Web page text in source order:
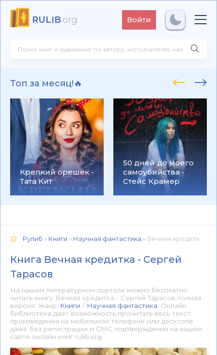
RULIB.org Войти
Топ за месяц!🔥
Крепкий орешек -
Тата Кит
50 дней до моего
самоубийства -
Стейс Крамер
Рулиб » Книги » Научная фантастика » Вечная кредитка - Сергей Тарасов 📕 - Книга онлайн бесплатно
Книга Вечная кредитка - Сергей
Тарасов
На нашем литературном портале можно бесплатно
читать книгу Вечная кредитка - Сергей Тарасов полная
версия. Жанр: Книги / Научная фантастика . Онлайн
библиотека дает возможность прочитать весь текст
произведения на мобильном телефоне или десктопе
даже без регистрации и СМС подтверждения на нашем
сайте онлайн книг rulib.org.